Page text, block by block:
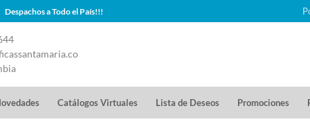
Despachos a Todo el País!!!
Catálogos Virtuales Lista de Deseos Promociones